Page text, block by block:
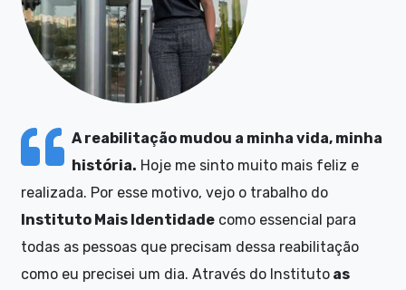
A reabilitação mudou a minha vida, minha
história. Hoje me sinto muito mais feliz e
realizada. Por esse motivo, vejo o trabalho do
Instituto Mais Identidade como essencial para
todas as pessoas que precisam dessa reabilitação
como eu precisei um dia. Através do Instituto as